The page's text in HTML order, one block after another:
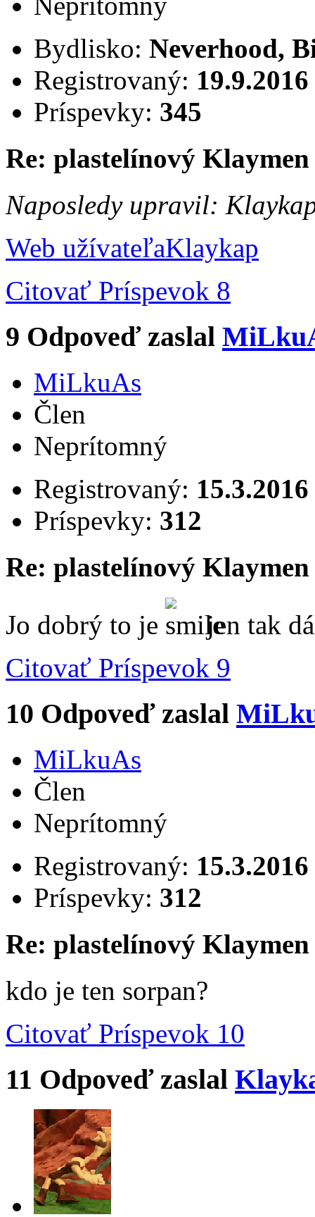
Bydlisko: Neverhood,
Registrovaný: 19.9.2016
Príspevky: 345
Re: plastelínový Klaymen
Naposledy upravil:
Web užívateľaKlaykap
Citovať Príspevok 8
9 Odpoveď zaslal
MiLkuAs
Člen
Neprítomný
Registrovaný: 15.3.2016
Príspevky: 312
Re: plastelínový Klaymen
Jo dobrý to je
jen tak
Citovať Príspevok 9
10 Odpoveď zaslal
MiLkuAs
Člen
Neprítomný
Registrovaný: 15.3.2016
Príspevky: 312
Re: plastelínový Klaymen
kdo je ten sorpan?
Citovať Príspevok 10
11 Odpoveď zaslal